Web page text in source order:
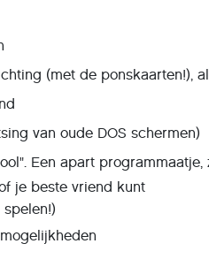
(met de ponskaarten!),
van oude DOS schermen)
Een apart
je beste vriend kunt